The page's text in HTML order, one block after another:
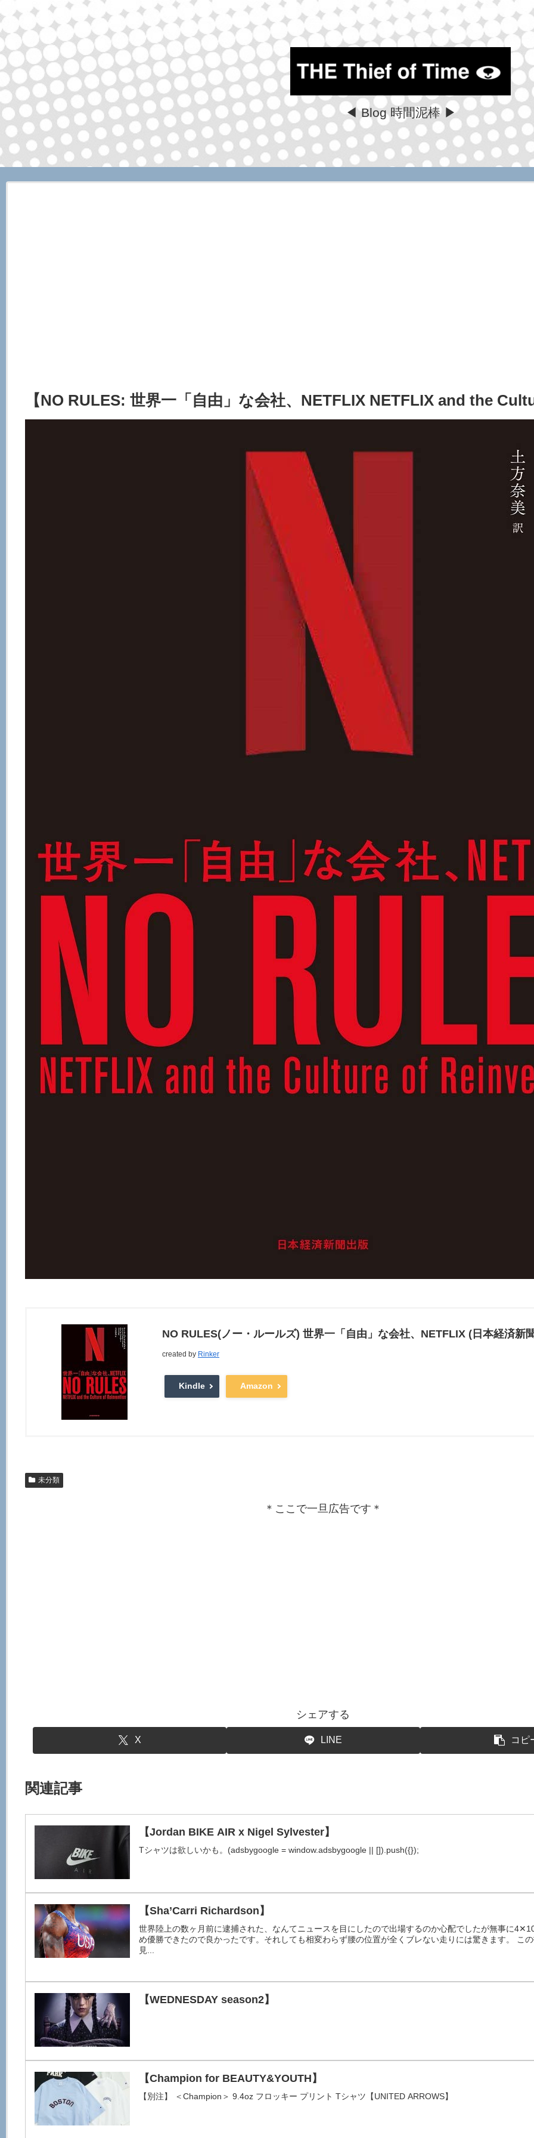
◀ Blog 時間泥棒 ▶
【NO RULES: 世界一「自由」な会社、NETFLIX NETFLIX and the
NO RULES(ノー・ルールズ) 世界一「自由」な会社、NETFLIX (日本経済新
created by Rinker
Kindle Amazon
未分類
＊ここで一旦広告です＊
シェアする
X LINE コピ
関連記事
【Jordan BIKE AIR x Nigel Sylvester】
Tシャツは欲しいかも。(adsbygoogle = window.adsbygoogle || []).push({});
【Sha’Carri Richardson】
世界陸上の数ヶ月前に逮捕された、なんてニュースを目にしたので出場するのか心配でしたが無事に
め優勝できたので良かったです。それしても相変わらず腰の位置が全くブレない走りには驚きます。 こ
見...
【WEDNESDAY season2】
【Champion for BEAUTY&YOUTH】
【別注】 ＜Champion＞ 9.4oz フロッキー プリント Tシャツ【UNITED ARROWS】